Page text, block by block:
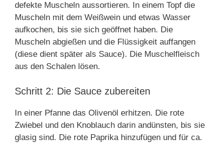
defekte Muscheln aussortieren. In einem Topf die
Muscheln mit dem Weißwein und etwas Wasser
aufkochen, bis sie sich geöffnet haben. Die
Muscheln abgießen und die Flüssigkeit auffangen
(diese dient später als Sauce). Die Muschelfleisch
aus den Schalen lösen.
Schritt 2: Die Sauce zubereiten
In einer Pfanne das Olivenöl erhitzen. Die rote
Zwiebel und den Knoblauch darin andünsten, bis sie
glasig sind. Die rote Paprika hinzufügen und für ca.